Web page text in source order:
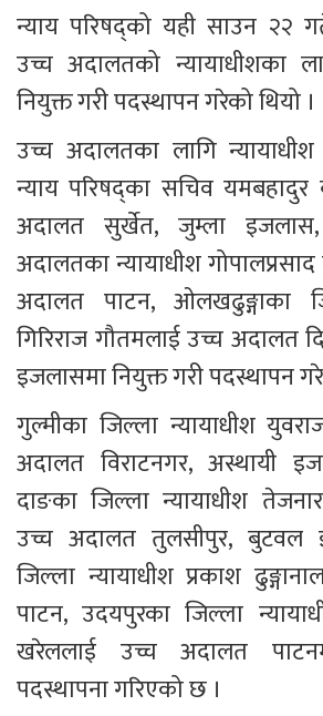
न्याय परिषद्को यही साउन
उच्च अदालतको न्यायाधीशका
नियुक्त गरी पदस्थापन गरेको थियो ।
उच्च अदालतका लागि
न्याय परिषद्का सचिव यमबहादुर
अदालत सुर्खेत, जुम्ला
अदालतका न्यायाधीश
अदालत पाटन, ओलखढुङ्गाका
गिरिराज गौतमलाई उच्च अदालत
इजलासमा नियुक्त गरी पदस्थापन
गुल्मीका जिल्ला न्यायाधीश
अदालत विराटनगर, अस्थायी
दाङका जिल्ला न्यायाधीश
उच्च अदालत तुलसीपुर, बुटवल
जिल्ला न्यायाधीश प्रकाश
पाटन, उदयपुरका जिल्ला
खरेललाई उच्च अदालत
पदस्थापना गरिएको छ ।